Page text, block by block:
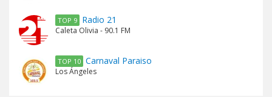
TOP 9 Radio 21
Caleta Olivia - 90.1 FM
TOP 10 Carnaval Paraiso
Los Ángeles